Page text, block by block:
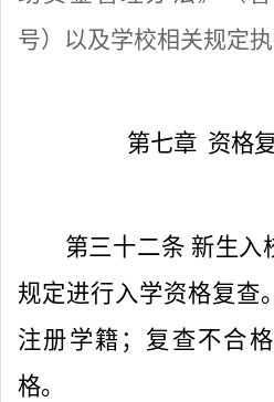
号）以及学校相关规定执
第七章 资格
第三十二条 新生入
规定进行入学资格复查
注册学籍；复查不合
格。